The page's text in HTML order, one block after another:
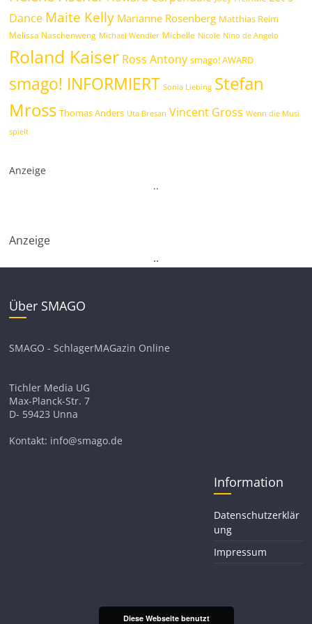
Dance Maite Kelly Marianne Rosenberg Matthias Reim
Melissa Naschenweng Michael Wendler Michelle Nicole Nino de Angelo
Roland Kaiser Ross Antony smago! AWARD
smago! INFORMIERT Sonia Liebing Stefan
Mross Thomas Anders Uta Bresan Vincent Gross Wenn die Musi
spielt
Anzeige
..
Anzeige
..
Über SMAGO
SMAGO - SchlagerMAGazin Online
Tichler Media UG
Max-Planck-Str. 7
D- 59423 Unna
Kontakt: info@smago.de
Information
Datenschutzerklär
ung
Impressum
Diese Webseite benutzt